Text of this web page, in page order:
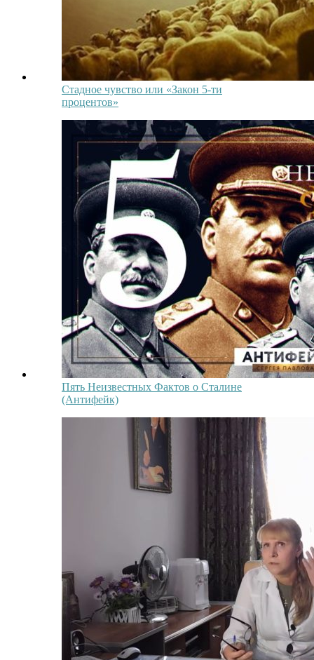
Стадное чувство или «Закон 5-ти
процентов»
Пять Неизвестных Фактов о Сталине
(Антифейк)